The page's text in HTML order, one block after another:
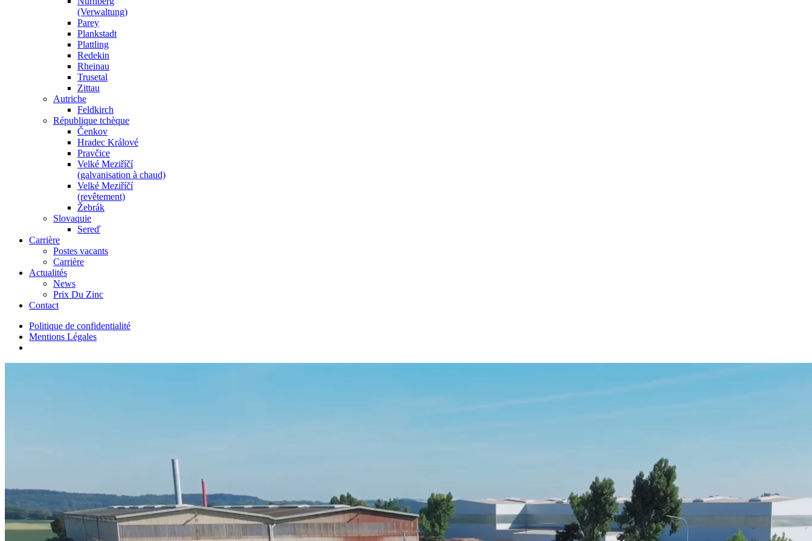
(Verwaltung)
Parey
Plankstadt
Plattling
Redekin
Rheinau
Trusetal
Zittau
Autriche
Feldkirch
République tchèque
Čenkov
Hradec Králové
Pravčice
Velké Meziříčí
(galvanisation à chaud)
Velké Meziříčí
(revêtement)
Žebrák
Slovaquie
Sereď
Carrière
Postes vacants
Carrière
Actualités
News
Prix Du Zinc
Contact
Politique de confidentialité
Mentions Légales